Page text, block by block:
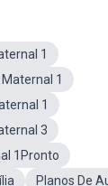
1
1
1
3
1Pronto
Planos De